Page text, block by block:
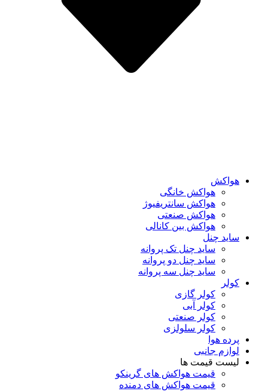
هواکش
هواکش خانگی
هواکش سانتریفیوژ
هواکش صنعتی
هواکش بین کانالی
ساید چنل
ساید چنل تک پروانه
ساید چنل دو پروانه
ساید چنل سه پروانه
کولر
کولر گازی
کولر آبی
کولر صنعتی
کولر سلولزی
پرده هوا
لوازم جانبی
لیست قیمت ها
قیمت هواکش های گرینکو
قیمت هواکش های دمنده